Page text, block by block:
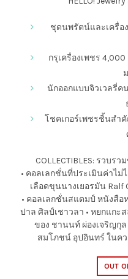
ชุดนพรัตน์และเครื่อ
กรุเครื่องเพชร
นักออกแบบจิวเวลรี่ค
โชคเกอร์เพชรชิ้นสำ
COLLECTIBLES: รวบร
• คอลเลกชั่นที่ประเมินค่าไ
เลือดขุนนางเยอรมัน Ralf
• คอลเลกชั่นสแตมป์ หนังสื
ปาล ศิลป์เชาวลา • หยกแกะ
ของ ชานนท์ ผ่องเจริญกุล
สมโภชน์ อุปอินทร์ ในค
OUT